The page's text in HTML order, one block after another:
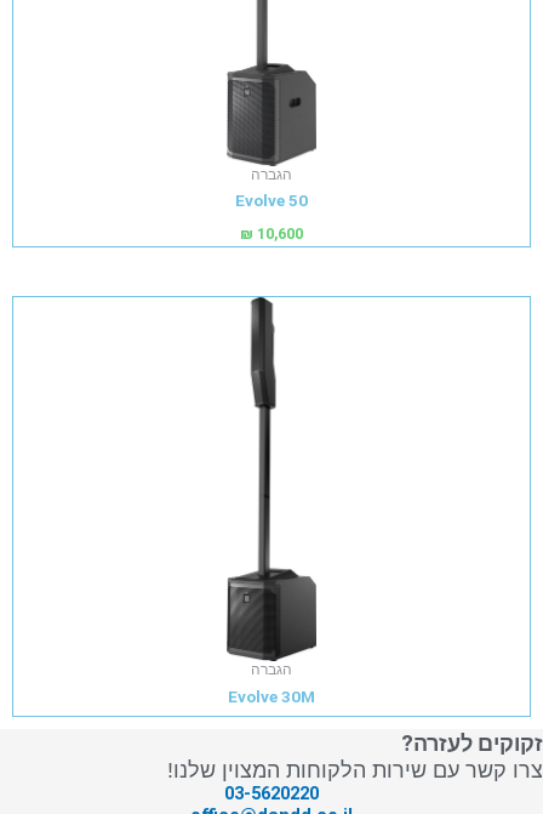
הגברה
Evolve 50
₪ 10,600
הגברה
Evolve 30M
זקוקים לעזרה?
צרו קשר עם שירות הלקוחות המצוין שלנו!
03-5620220